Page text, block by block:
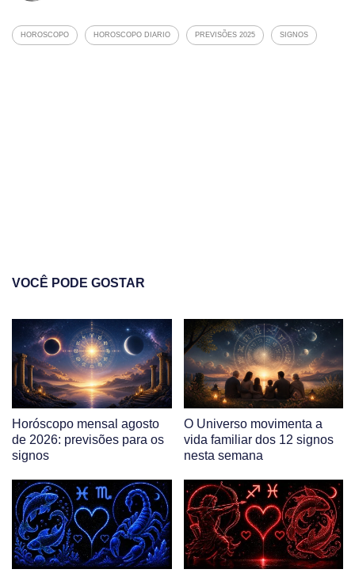
HOROSCOPO HOROSCOPO DIARIO PREVISÕES 2025 SIGNOS
VOCÊ PODE GOSTAR
Horóscopo mensal agosto
de 2026: previsões para os
signos
O Universo movimenta a
vida familiar dos 12 signos
nesta semana